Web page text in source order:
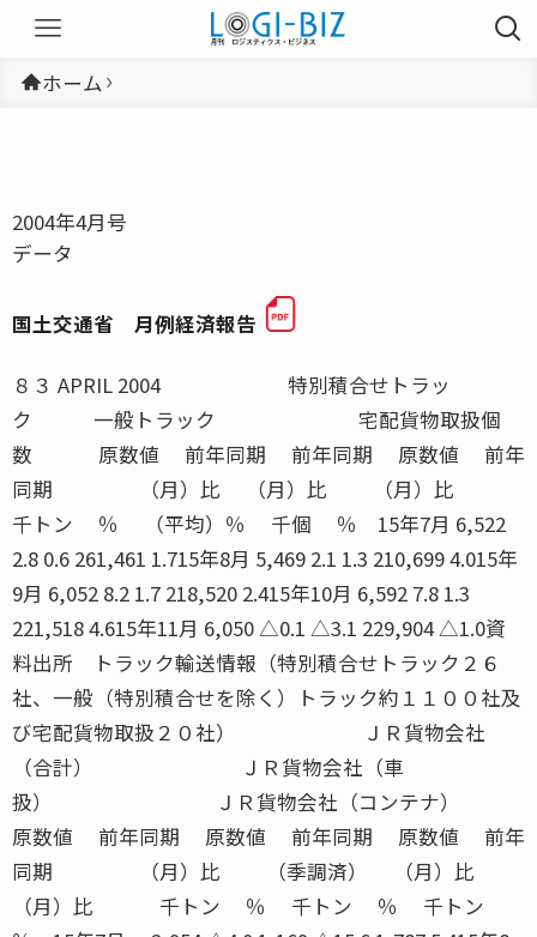
ホーム
2004年4月号
データ
国土交通省 月例経済報告
８３ APRIL 2004 特別積合せトラック 一般トラック 宅配貨物取扱個数 原数値 前年同期 前年同期 原数値 前年同期 （月）比 （月）比 （月）比 千トン ％ （平均）％ 千個 ％ 15年7月 6,522 2.8 0.6 261,461 1.715年8月 5,469 2.1 1.3 210,699 4.015年9月 6,052 8.2 1.7 218,520 2.415年10月 6,592 7.8 1.3 221,518 4.615年11月 6,050 △0.1 △3.1 229,904 △1.0資料出所 トラック輸送情報（特別積合せトラック２６社、一般（特別積合せを除く）トラック約１１００社及び宅配貨物取扱２０社） ＪＲ貨物会社（合計） ＪＲ貨物会社（車扱） ＪＲ貨物会社（コンテナ） 原数値 前年同期 原数値 前年同期 原数値 前年同期 （月）比 （季調済） （月）比 （月）比 千トン ％ 千トン ％ 千トン ％ 15年7月 2,954 △4.0 1,169 △15.6 1,787 5.415年8月 2,752 △5.7 1,109 △14.7 1,643 1.615年9月 3,072 △2.1 1,168 △14.5 1,904 7.415年10月 3,467 0.5 1,365 △10.1 2,101 8.815年11月 ■ 3,282 △7.4 ■ 1,354 △19.2 ■ 1,928 3.115年12月 ● 3,664 △0.4 ● 1,680 △8.7 ● 1,984 8.0資料出所 日本貨物鉄道株式会社 注）●印は速報値を、■印は修正値を示す 国土交通省 月例経済報告 内航海運（貨物船） 内航海運（油送船） 外航海運（輸入） 外航海運（輸出） 原数値 前年同期 原数値 前年同期 原数値 前年同期 原数値 前年同期 （月）比 （月）比 （月）比 （月）比 千トン ％ 千トン ％ 千トン ％ 千トン ％ 15年6月 20,766 △13.4 12,403 △5.7 23,069 9.3 988 △20.215年7月 21,722 △10.3 12,908 △9.2 21,431 △10.9 1,031 △17.815年8月 19,711 △13.3 12,023 △15.2 21,987 △5.0 931 △19.315年9月 23,226 △3.2 11,645 △20.2 20,010 △15.7 1,026 △11.215年10月 24,974 3.7 12,824 △12.5 19,470 △12.0 1,120 17.0 資料出所 内航船舶輸送統計月報 外航船舶運航事業３社の輸送トン数 外航海運（三国間） 外貿コンテナ（輸出） 外貿コンテナ（輸入） 原数値 前年同期 原数値 前年同期 原数値 前年同期 （月）比 （月）比 （月）比 千トン ％ 千トン ％ 千トン ％ 15年6月 11,652 19.4 5,545 0.3 7,520 6.615年7月 12,984 31.3 5,803 3.2 8,008 4.615年8月 14,283 38.8 5,619 4.4 7,435 △1.115年9月 14,377 34.5 5,715 5.8 7,939 6.915年10月 13,363 22.2資料出所 外航船舶運航事業３社の輸送トン数 五大港の取扱トン数（東京港、横浜港、名古屋港、大阪港、神戸港） 航空貨物量（輸出） 航空貨物量（輸入） 航空（国内線） 航空（国際線） 原数値 前年同期 原数値 前年同期 原数値 前年同期 原数値 前年同期 （月）比 （月）比 （月）比 （月）比 トン ％ トン ％ トン ％ トン ％ 15年7月 83,567 1.2 93,552 3.7 76,735 5.6 92,305 △8.915年8月 81,172 5.9 89,924 1.4 69,966 1.4 94,322 △3.415年9月 92,082 8.8 96,701 5.3 71,043 2.7 106,275 1.715年10月 104,385 △2.2 106,676 △9.0 76,805 5.2 115,610 △ 2.415年11月 100,974 4.4 108,664 △1.0 ■ 72,252 5.2 ■ 113,355 0.515年12月 ● 100,504 18.0 ● 103,715 5.0 ● 90,359 7.6 ● 113,273 9.5資料出所 新東京国際空港（東京税関調べ） 航空輸送統計速報 関西国際空港（大阪税関調べ） 最新値は邦社主要５社の輸送トン数の合計 注）●印は速報値を、■印は修正値を示す 航空貨物量（輸出・輸入）は継越貨物（税関に仮上陸届けを提出した通過貨物）を含まない 航空（国際線）は、邦社の輸送量を集計したもので、三国間の貨物輸送量を含む ― ― ― ― APRIL 2004 ８４入庫高及び保管残高 ２００４年１月 （単位：千トン、百万円） 区分 入庫高 前月比 前年同 保管残高 前月比 前年同 回転率 倉庫類別 （％） 月比（％） （％） 月比（％） （％） １〜３類倉庫 数量 2,104.8 84.4 100.8 4,589.8 102.7 96.1 45.1金額 632,447.4 85.1 110.9 1,320,110.0 101.2 98.5 − 野積倉庫 数量 32.1 82.7 80.2 71.5 95.4 115.5 46.2金額 5,797.8 94.1 101.1 11,357.8 96.5 122.1 − 貯蔵槽倉庫 数量 57.6 82.7 120.3 128.6 94.8 90.1 46.3金額 2,578.8 88.4 93.7 4,166.9 99.1 90.7 − 危険品倉庫 数量 8.3 79.8 88.7 13.9 96.4 88.2 60.2金額 8,765.3 95.3 229.7 11,583.0 109.4 161.9 − 普通倉庫計 数量 2,202.8 84.3 100.8 4,803.8 102.4 96.1 45.2金額 649,589.4 85.3 111.5 1,347,217.6 101.2 99.0 − 品目別明細表２ ２００４年１月 項 目 入 庫 高 保 管 残 高数 量前月比 前年同 金 額 数 量 前月比 前年同 金 額品 目 千トン